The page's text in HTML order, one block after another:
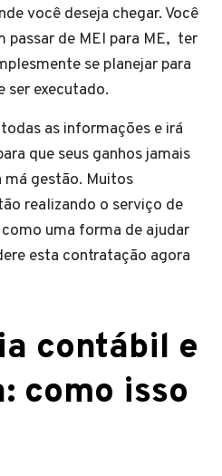
você deseja chegar. Você
passar de MEI para ME, ter
se planejar para
ser executado.
as informações e irá
que seus ganhos jamais
má gestão. Muitos
realizando o serviço de
como uma forma de ajudar
esta contratação agora
contábil e
como isso